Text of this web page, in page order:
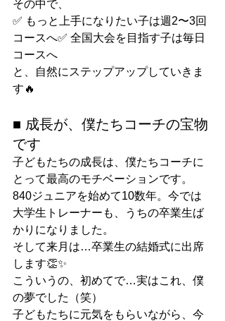
その中で、
✅ もっと上手になりたい子は週2〜3回
コースへ✅ 全国大会を目指す子は毎日
コースへ
と、自然にステップアップしていきま
す🔥
■ 成長が、僕たちコーチの宝物
です
子どもたちの成長は、僕たちコーチに
とって最高のモチベーションです。
840ジュニアを始めて10数年。今では
大学生トレーナーも、うちの卒業生ば
かりになりました。
そして来月は…卒業生の結婚式に出席
します👏✨
こういうの、初めてで…実はこれ、僕
の夢でした（笑）
子どもたちに元気をもらいながら、今